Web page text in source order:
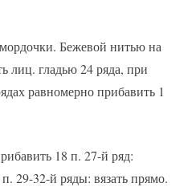
мордочки. Бежевой нитью на
лиц. гладью 24 ряда, при
равномерно прибавить 1
18 п. 27-й ряд:
29-32-й ряды: вязать прямо.